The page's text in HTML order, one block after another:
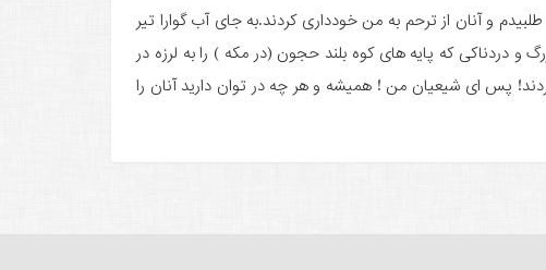
و آنان از ترحم به من خوددارى کردند.به جاى آب گوارا تیر
دردناکى که پایه هاى کوه بلند حجون (در مکه ) را به لرزه در
پس اى شیعیان من ! همیشه و هر چه در توان دارید آنان را